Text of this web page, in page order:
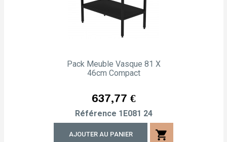
Pack Meuble Vasque 81 X
46cm Compact
Prix
637,77 €
Référence 1E081 24
AJOUTER AU PANIER shopping_cart